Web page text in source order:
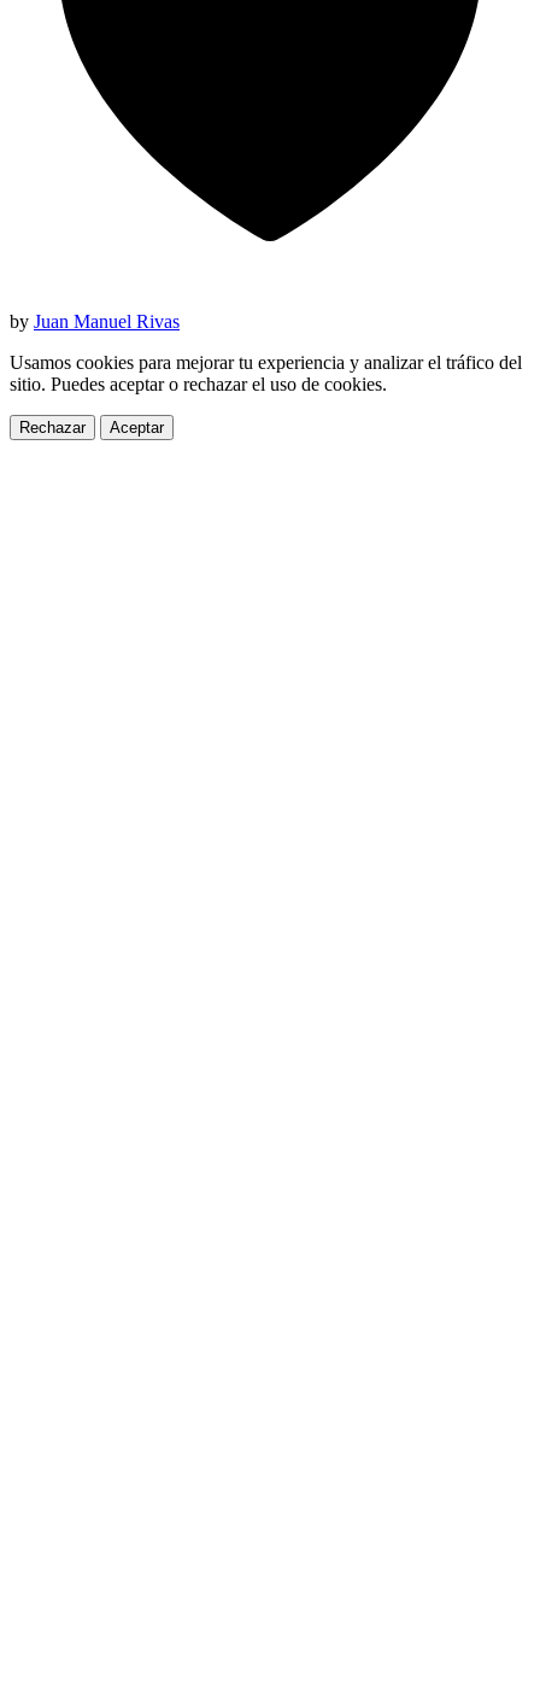
by Juan Manuel Rivas
Usamos cookies para mejorar tu experiencia y analizar el tráfico del
sitio. Puedes aceptar o rechazar el uso de cookies.
Rechazar Aceptar